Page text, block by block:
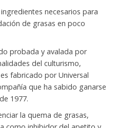
necesarios para
de grasas en poco
probada y avalada por
del culturismo,
fabricado por Universal
que ha sabido ganarse
1977.
la quema de grasas,